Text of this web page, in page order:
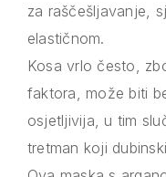
za raščešljavanje,
elastičnom.
Kosa vrlo često,
faktora, može biti
osjetljivija, u tim
tretman koji